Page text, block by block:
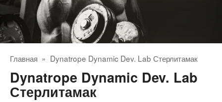
Главная » Dynatrope Dynamic Dev. Lab Стерлитамак
Dynatrope Dynamic Dev. Lab
Стерлитамак